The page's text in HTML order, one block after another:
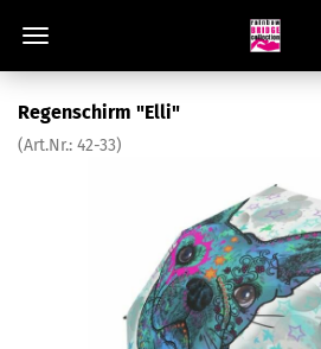
Regenschirm "Elli"
(Art.Nr.: 42-33)